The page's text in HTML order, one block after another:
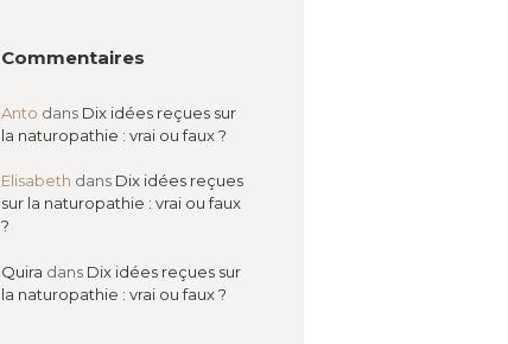
Commentaires
Anto dans Dix idées reçues sur
la naturopathie : vrai ou faux ?
Elisabeth dans Dix idées reçues
sur la naturopathie : vrai ou faux
?
Quira dans Dix idées reçues sur
la naturopathie : vrai ou faux ?